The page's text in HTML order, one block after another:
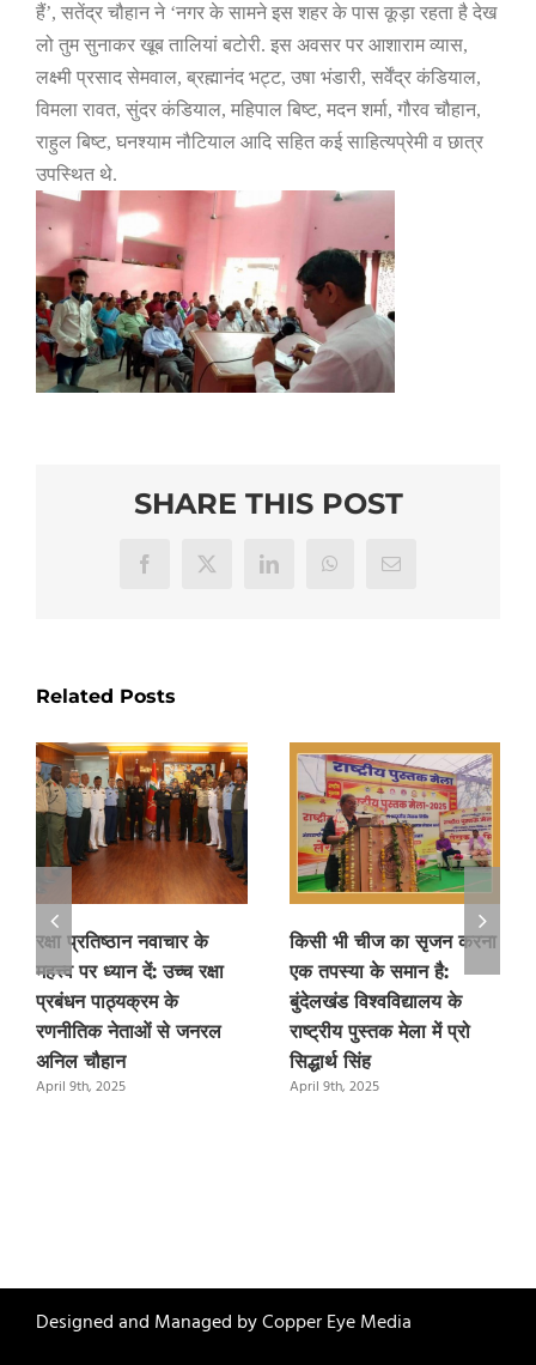
हैं’, सतेंद्र चौहान ने ‘नगर के सामने इस शहर के पास कूड़ा रहता है देख
लो तुम सुनाकर खूब तालियां बटोरी. इस अवसर पर आशाराम व्यास,
लक्ष्मी प्रसाद सेमवाल, ब्रह्मानंद भट्ट, उषा भंडारी, सर्वेंद्र कंडियाल,
विमला रावत, सुंदर कंडियाल, महिपाल बिष्ट, मदन शर्मा, गौरव चौहान,
राहुल बिष्ट, घनश्याम नौटियाल आदि सहित कई साहित्यप्रेमी व छात्र
उपस्थित थे.
SHARE THIS POST
Facebook
X LinkedInWhatsAppEmail
Related Posts
रक्षा प्रतिष्ठान नवाचार के
महत्त्व पर ध्यान दें: उच्च रक्षा
प्रबंधन पाठ्यक्रम के
रणनीतिक नेताओं से जनरल
अनिल चौहान
April 9th, 2025
किसी भी चीज का सृजन करना
एक तपस्या के समान है:
बुंदेलखंड विश्वविद्यालय के
राष्ट्रीय पुस्तक मेला में प्रो
सिद्धार्थ सिंह
April 9th, 2025
Designed and Managed byCopper Eye Media